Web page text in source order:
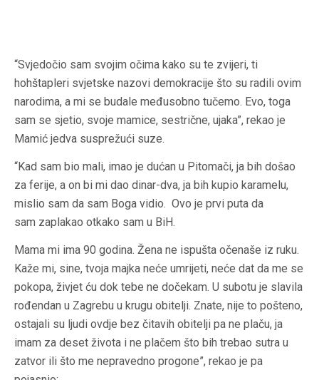
“Svjedočio sam svojim očima kako su te zvijeri, ti
hohštapleri svjetske nazovi demokracije što su radili ovim
narodima, a mi se budale međusobno tučemo. Evo, toga
sam se sjetio, svoje mamice, sestrične, ujaka”, rekao je
Mamić jedva susprežući suze.
“Kad sam bio mali, imao je dućan u Pitomači, ja bih došao
za ferije, a on bi mi dao dinar-dva, ja bih kupio karamelu,
mislio sam da sam Boga vidio. Ovo je prvi puta da
sam zaplakao otkako sam u BiH.
Mama mi ima 90 godina. Žena ne ispušta očenaše iz ruku.
Kaže mi, sine, tvoja majka neće umrijeti, neće dat da me se
pokopa, živjet ću dok tebe ne dočekam. U subotu je slavila
rođendan u Zagrebu u krugu obitelji. Znate, nije to pošteno,
ostajali su ljudi ovdje bez čitavih obitelji pa ne plaču, ja
imam za deset života i ne plačem što bih trebao sutra u
zatvor ili što me nepravedno progone”, rekao je pa